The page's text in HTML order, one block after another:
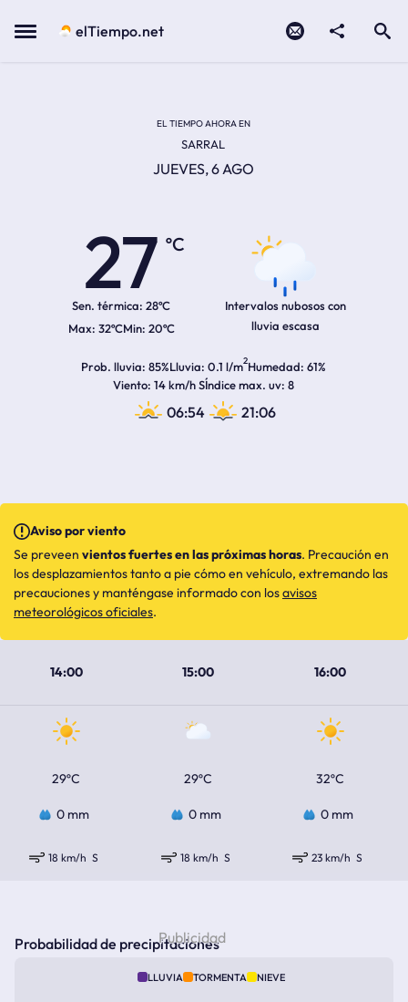
Menu elTiempo.net
EL TIEMPO AHORA EN
SARRAL
JUEVES, 6 AGO
27
ºC
Sen. térmica: 28ºC
32ºC 20ºC
Intervalos nubosos con
lluvia escasa
Prob. lluvia 85%Lluvia 0.1 l/m2Humedad 61%
Viento 14 km/h SÍndice max. uv 8
06:54 21:06
14:00 15:00 16:00
29ºC 29ºC 32ºC
0 mm 0 mm 0 mm
18 km/h S 18 km/h S 23 km/h S
Aviso por viento
Se preveen vientos fuertes en las próximas horas. Precaución en
los desplazamientos tanto a pie cómo en vehículo, extremando las
precauciones y manténgase informado con losavisos
meteorológicos oficiales.
Probabilidad de precipitaciones
LLUVIA TORMENTA NIEVE